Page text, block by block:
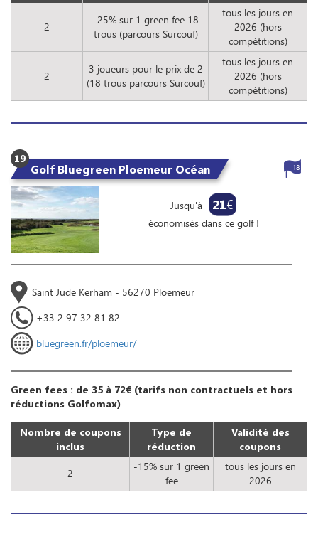
2
-25% sur 1 green fee 18
trous (parcours Surcouf)
tous les jours en
2026 (hors
compétitions)
2
3 joueurs pour le prix de 2
(18 trous parcours Surcouf)
tous les jours en
2026 (hors
compétitions)
19
Golf Bluegreen Ploemeur Océan
Jusqu'à 21€
économisés dans ce golf !
18
Saint Jude Kerham - 56270 Ploemeur
+33 2 97 32 81 82
bluegreen.fr/ploemeur/
Green fees : de 35 à 72€ (tarifs non contractuels et hors
réductions Golfomax)
Nombre de coupons
inclus
Type de
réduction
Validité des
coupons
2
-15% sur 1 green
fee
tous les jours en
2026